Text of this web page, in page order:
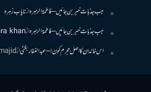
جب جذبات خبر بن جائیں – فاطمۃالزہرہازنایاب زہرہ
جب جذبات خبر بن جائیں – فاطمۃالزہرہازkhan
اس خاندان کا اصل مجرم کون! – عبدالغفار بگٹیاز